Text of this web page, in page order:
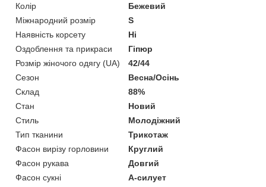
Колір
Бежевий
Міжнародний розмір
S
Наявність корсету
Ні
Оздоблення та прикраси
Гіпюр
Розмір жіночого одягу (UA)
42/44
Сезон
Весна/Осінь
Склад
88%
Стан
Новий
Стиль
Молодіжний
Тип тканини
Трикотаж
Фасон вирізу горловини
Круглий
Фасон рукава
Довгий
Фасон сукні
А-силует